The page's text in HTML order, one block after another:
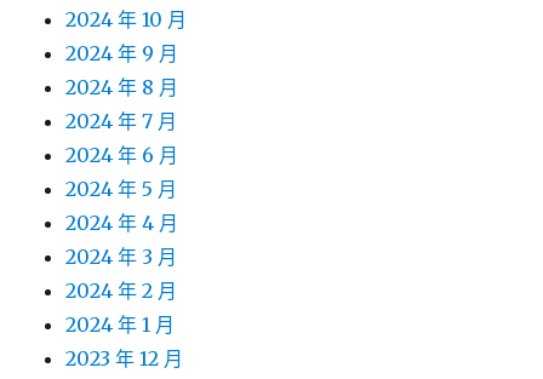
2024 年 10 月
2024 年 9 月
2024 年 8 月
2024 年 7 月
2024 年 6 月
2024 年 5 月
2024 年 4 月
2024 年 3 月
2024 年 2 月
2024 年 1 月
2023 年 12 月